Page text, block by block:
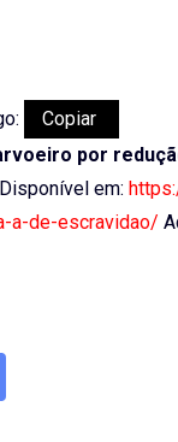
Copiar
por
em:
a-de-escravidao/